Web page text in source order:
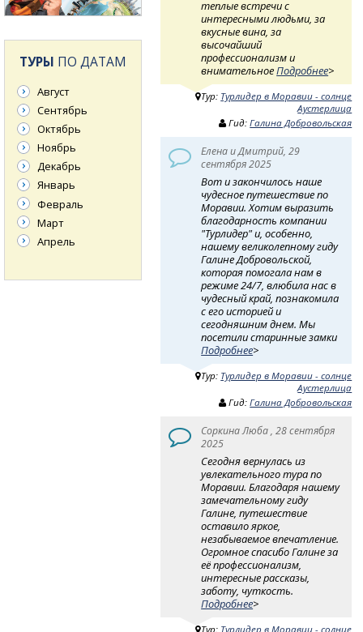
теплые встречи с
интересными людьми, за
вкусные вина, за
высочайший
профессионализм и
внимательноеПодробнее>
Тур: Турлидер в Моравии - солнце
Аустерлица
Гид:Галина Добровольская
Елена и Дмитрий, 29
сентября 2025
Вот и закончилось наше
чудесное путешествие по
Моравии. Хотим выразить
благодарность компании
"Турлидер" и, особенно,
нашему великолепному гиду
Галине Добровольской,
которая помогала нам в
режиме 24/7, влюбила нас в
чудесный край, познакомила
с его историей и
сегодняшним днем. Мы
посетили старинные замки
Подробнее>
Тур: Турлидер в Моравии - солнце
Аустерлица
Гид:Галина Добровольская
Соркина Люба , 28 сентября
2025
Сегодня вернулась из
увлекательного тура по
Моравии. Благодаря нашему
замечательному гиду
Галине, путешествие
оставило яркое,
незабываемое впечатление.
Огромное спасибо Галине за
её профессионализм,
интересные рассказы,
заботу, чуткость.
Подробнее>
Тур: Турлидер в Моравии - солнце
ТУРЫ ПО ДАТАМ
Август
Сентябрь
Октябрь
Ноябрь
Декабрь
Январь
Февраль
Март
Апрель